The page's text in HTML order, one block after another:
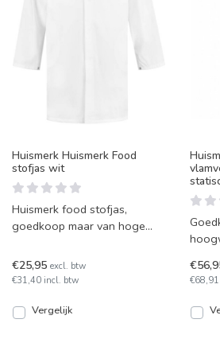
Huismerk Huismerk Food
stofjas wit
Huismerk food stofjas,
goedkoop maar van hoge
leverbaar in het wit en
€25,95 excl. btw
€31,40 incl. btw
Vergelijk
en